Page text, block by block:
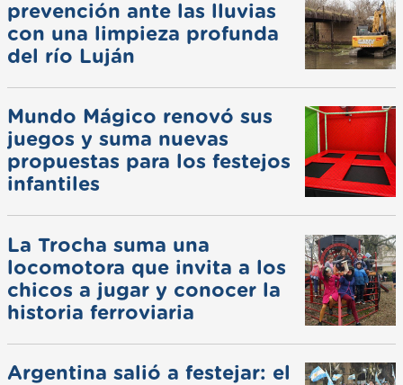
prevención ante las lluvias
con una limpieza profunda
del río Luján
Mundo Mágico renovó sus
juegos y suma nuevas
propuestas para los festejos
infantiles
La Trocha suma una
locomotora que invita a los
chicos a jugar y conocer la
historia ferroviaria
Argentina salió a festejar: el